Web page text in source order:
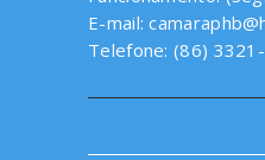
E-mail:
Telefone: (86)